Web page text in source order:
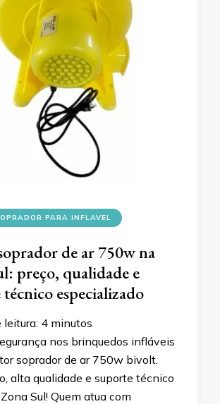
PARA INFLAVEL
de ar 750w na
preço, qualidade e
especializado
leitura: 4 minutos
nos brinquedos infláveis
soprador de ar 750w bivolt.
alta qualidade e suporte técnico
Sul! Quem atua com